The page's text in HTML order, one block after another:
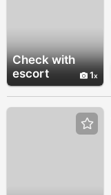
Check with
escort
1